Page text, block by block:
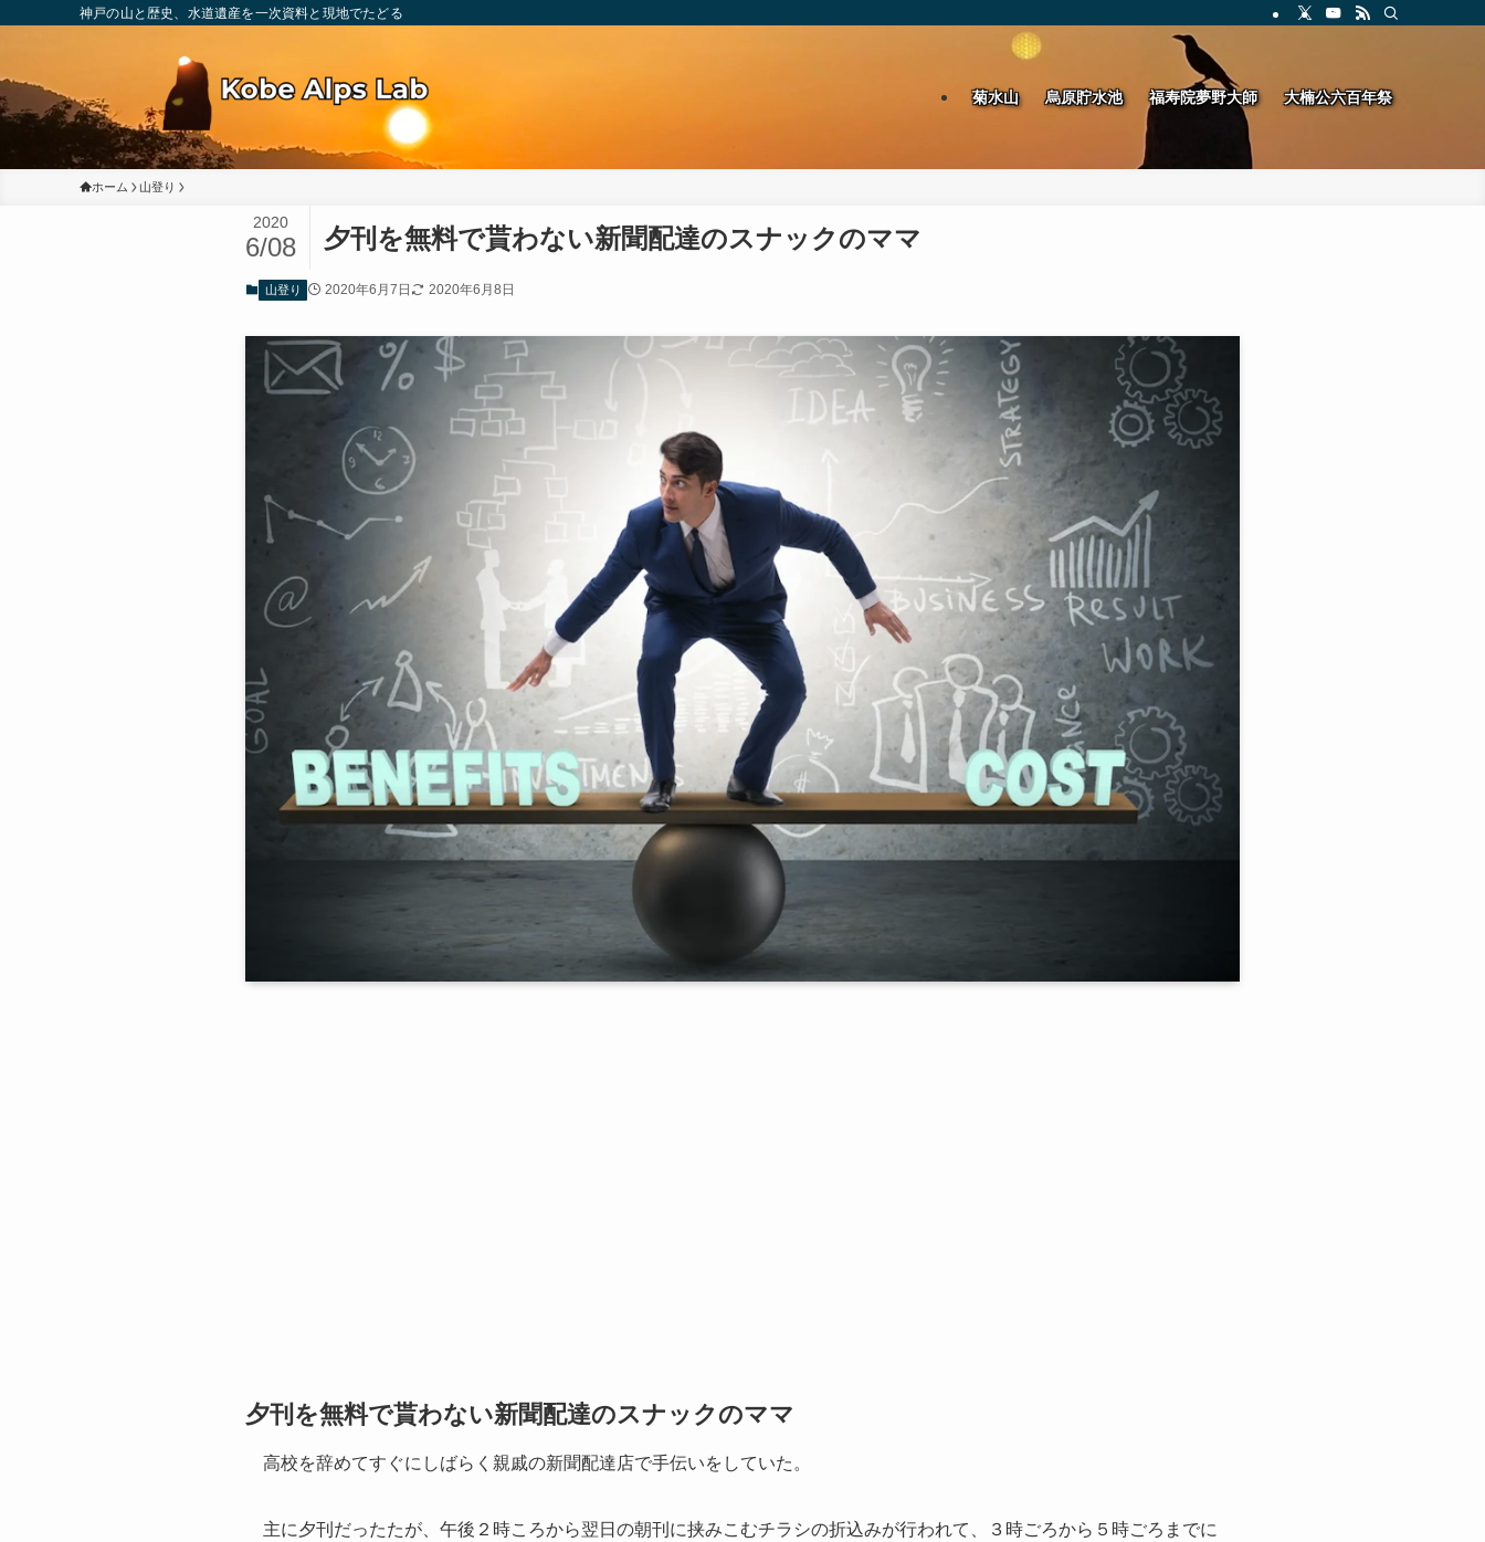
神戸の山と歴史、水道遺産を一次資料と現地でたどる
菊水山 烏原貯水池 福寿院夢野大師 大楠公六百年祭
ホーム 山登り
夕刊を無料で貰わない新聞配達のスナックのママ
2020
6/08
山登り 2020年6月7日 2020年6月8日
夕刊を無料で貰わない新聞配達のスナックのママ
高校を辞めてすぐにしばらく親戚の新聞配達店で手伝いをしていた。
主に夕刊だったたが、午後２時ころから翌日の朝刊に挟みこむチラシの折込みが行われて、３時ごろから５時ごろまでに